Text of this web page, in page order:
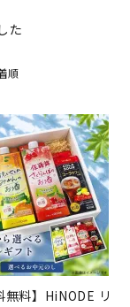
た
順
無料】HiNODE リ